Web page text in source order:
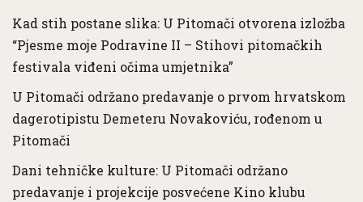
Kad stih postane slika: U Pitomači otvorena izložba
“Pjesme moje Podravine II – Stihovi pitomačkih
festivala viđeni očima umjetnika”
U Pitomači održano predavanje o prvom hrvatskom
dagerotipistu Demeteru Novakoviću, rođenom u
Pitomači
Dani tehničke kulture: U Pitomači održano
predavanje i projekcije posvećene Kino klubu